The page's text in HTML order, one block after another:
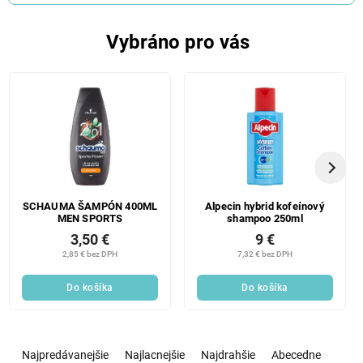
Vybráno pro vás
SCHAUMA ŠAMPÓN 400ML
MEN SPORTS
2,85 € bez DPH
3,50 €
Do košíka
Alpecin hybrid kofeínový
shampoo 250ml
7,32 € bez DPH
9 €
Do košíka
Najpredávanejšie Najlacnejšie Najdrahšie Abecedne